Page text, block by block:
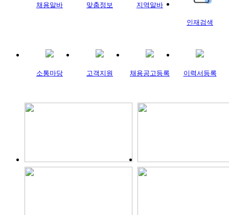
채용알바 맞춤정보 지역알바
인재검색
소통마당 고객지원 채용공고등록 이력서등록